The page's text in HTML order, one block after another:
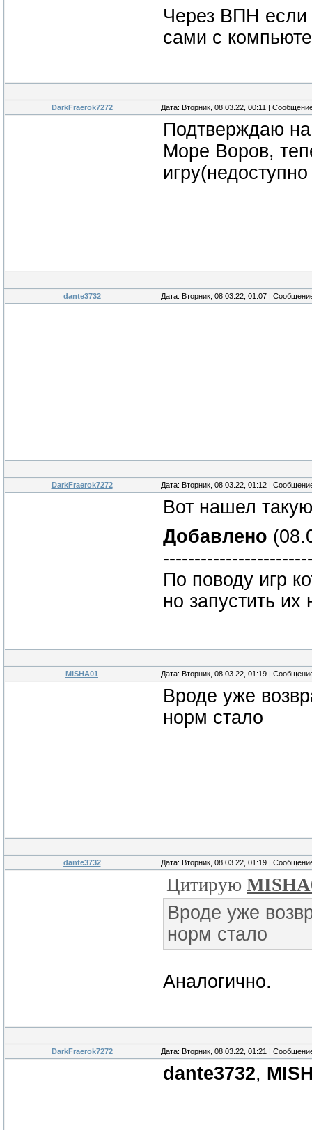
Через ВПН если
сами с
DarkFraerok7272 Дата: Вторник, 08.03.22, 00:11 |
Подтверждаю
Море Воров,
dante3732 Дата: Вторник, 08.03.22, 01:07 |
DarkFraerok7272 Дата: Вторник, 08.03.22, 01:12 |
Вот нашел
Добавлено
По поводу игр
но запустить их
MISHA01 Дата: Вторник, 08.03.22, 01:19 |
Вроде уже
норм стало
dante3732 Дата: Вторник, 08.03.22, 01:19 |
Цитирую
Вроде уже
норм стало
Аналогично.
DarkFraerok7272 Дата: Вторник, 08.03.22, 01:21 |
dante3732,